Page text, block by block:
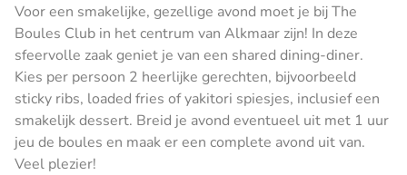
Voor een smakelijke, gezellige avond moet je bij The
Boules Club in het centrum van Alkmaar zijn! In deze
sfeervolle zaak geniet je van een shared dining-diner.
Kies per persoon 2 heerlijke gerechten, bijvoorbeeld
sticky ribs, loaded fries of yakitori spiesjes, inclusief een
smakelijk dessert. Breid je avond eventueel uit met 1 uur
jeu de boules en maak er een complete avond uit van.
Veel plezier!